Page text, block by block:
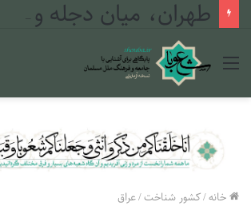
طهران، میان دجله و فرات
منو
خانه/کشور شناخت/عراق